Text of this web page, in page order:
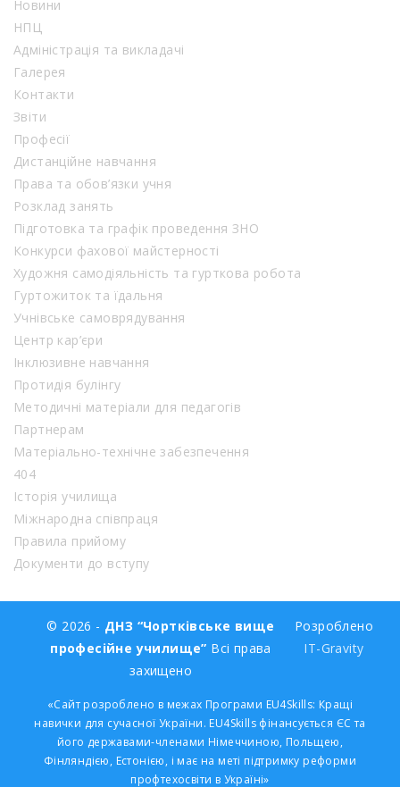
Новини
НПЦ
Адміністрація та викладачі
Галерея
Контакти
Звіти
Професії
Дистанційне навчання
Права та обов’язки учня
Розклад занять
Підготовка та графік проведення ЗНО
Конкурси фахової майстерності
Художня самодіяльність та гурткова робота
Гуртожиток та їдальня
Учнівське самоврядування
Центр кар’єри
Інклюзивне навчання
Протидія булінгу
Методичні матеріали для педагогів
Партнерам
Матеріально-технічне забезпечення
404
Історія училища
Міжнародна співпраця
Правила прийому
Документи до вступу
© 2026 - ДНЗ “Чортківське вище
професійне училище” Всі права
захищено
Розроблено
IT-Gravity
«Сайт розроблено в межах Програми EU4Skills: Кращі
навички для сучасної України. EU4Skills фінансується ЄС та
його державами-членами Німеччиною, Польщею,
Фінляндією, Естонією, і має на меті підтримку реформи
профтехосвіти в Україні»